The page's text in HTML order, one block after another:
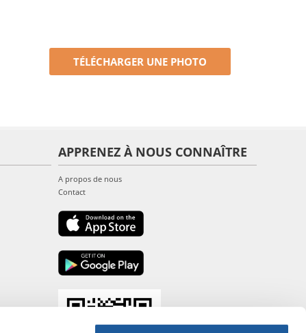
TÉLÉCHARGER UNE PHOTO
APPRENEZ À NOUS CONNAÎTRE
A propos de nous
Contact